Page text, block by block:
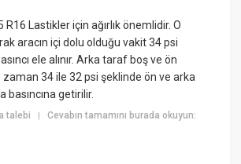
R16 Lastikler için ağırlık önemlidir. O
aracın içi dolu olduğu vakit 34 psi
ele alınır. Arka taraf boş ve ön
34 ile 32 psi şeklinde ön ve arka
basıncına getirilir.
talebi |Cevabın tamamını burada okuyun: